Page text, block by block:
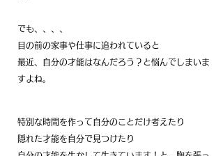
でも、、、、
目の前の家事や仕事に追われていると
最近、自分の才能はなんだろう？と悩んでしまいま
すよね。
特別な時間を作って自分のことだけ考えたり
隠れた才能を自分で見つけたり